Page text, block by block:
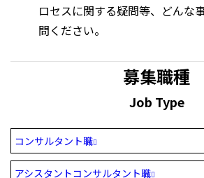
ロセスに関する疑問等、どんな
問ください。
募集職種
Job Type
コンサルタント職
アシスタントコンサルタント職